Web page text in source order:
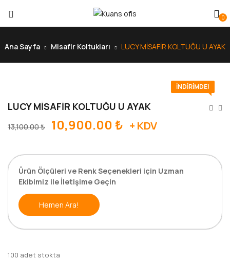
0
Ana Sayfa Misafir Koltukları LUCY MİSAFİR KOLTUĞU U AYAK
İNDIRIMDE!
LUCY MİSAFİR KOLTUĞU U AYAK
13,100.00₺ 10,900.00 ₺ + KDV
Ürün Ölçüleri ve Renk Seçenekleri için Uzman
Ekibimiz ile İletişime Geçin
Hemen Ara!
100 adet stokta